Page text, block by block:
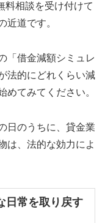
料相談を受け付けて
近道です。
「借金減額シミュレ
法的にどれくらい減
めてみてください。
日のうちに、貸金業
は、法的な効力によ
日常を取り戻す